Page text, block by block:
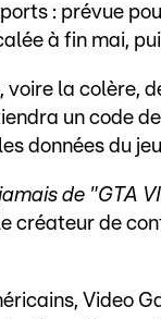
: prévue
à fin mai,
la colère,
un code
données du
de "GTA
créateur de
Video